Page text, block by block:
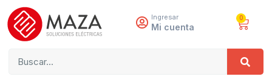
Ingresar
Mi cuenta
0